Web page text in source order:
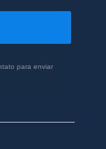
para enviar